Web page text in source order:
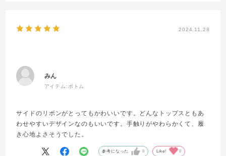
2024.11.28
みん
アイテム: ボトム
サイドのリボンがとってもかわいいです。どんなトップスともあ
わせやすいデザインなのもいいです。手触りがやわらかくて、履
き心地よさそうでした。
参考になった 0 Like! 0